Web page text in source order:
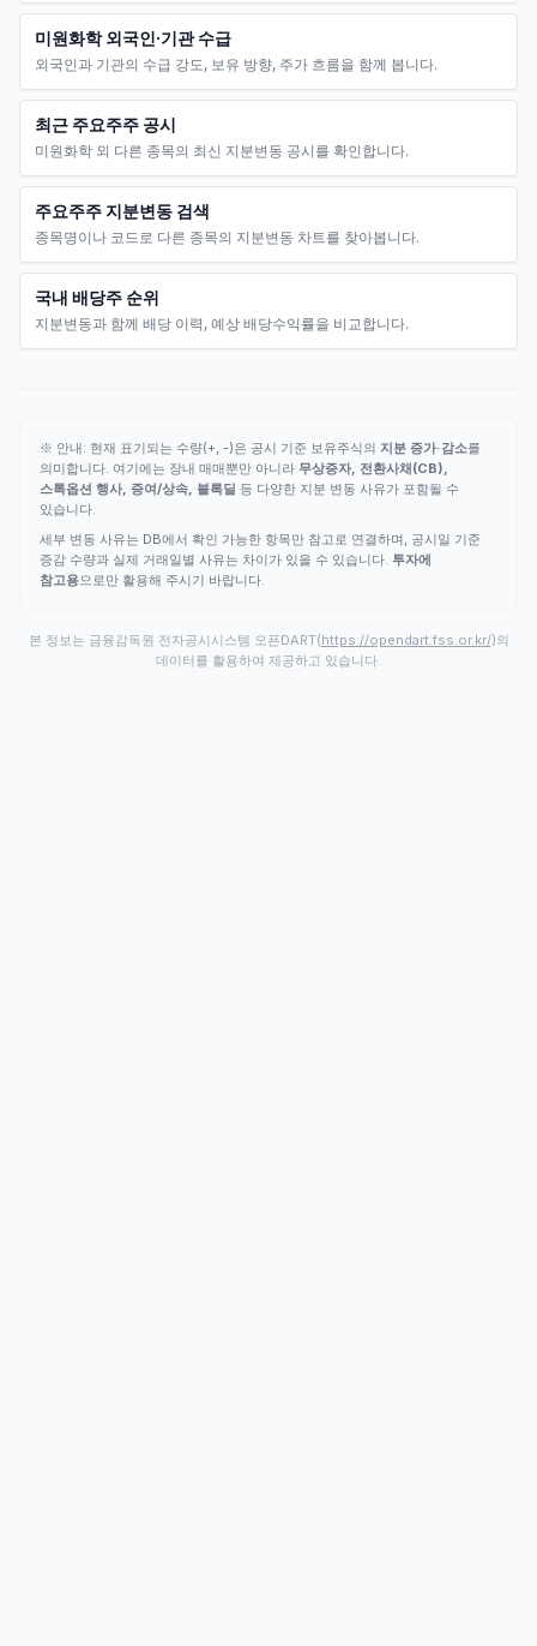
미원화학 외국인·기관 수급
외국인과 기관의 수급 강도, 보유 방향, 주가 흐름을 함께 봅니다.
최근 주요주주 공시
미원화학 외 다른 종목의 최신 지분변동 공시를 확인합니다.
주요주주 지분변동 검색
종목명이나 코드로 다른 종목의 지분변동 차트를 찾아봅니다.
국내 배당주 순위
지분변동과 함께 배당 이력, 예상 배당수익률을 비교합니다.
※ 안내: 현재 표기되는 수량(+, -)은 공시 기준 보유주식의 지분 증가·감소를
의미합니다. 여기에는 장내 매매뿐만 아니라 무상증자, 전환사채(CB),
스톡옵션 행사, 증여/상속, 블록딜 등 다양한 지분 변동 사유가 포함될 수
있습니다.
세부 변동 사유는 DB에서 확인 가능한 항목만 참고로 연결하며, 공시일 기준
증감 수량과 실제 거래일별 사유는 차이가 있을 수 있습니다. 투자에
참고용으로만 활용해 주시기 바랍니다.
본 정보는 금융감독원 전자공시시스템 오픈DART(https://opendart.fss.or.kr/)의
데이터를 활용하여 제공하고 있습니다.